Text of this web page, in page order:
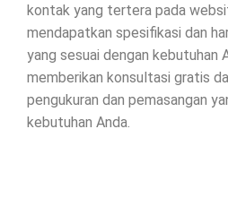
kontak yang tertera pada
mendapatkan spesifikasi dan
yang sesuai dengan kebutuhan
memberikan konsultasi gratis
pengukuran dan pemasangan
kebutuhan Anda.